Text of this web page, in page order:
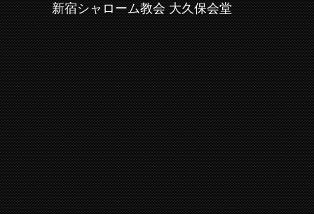
新宿シャローム教会 大久保会堂